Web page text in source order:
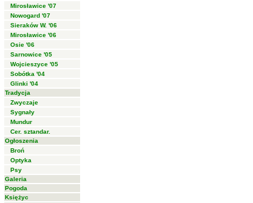
Mirosławice '07
Nowogard '07
Sieraków W. '06
Mirosławice '06
Osie '06
Sarnowice '05
Wojcieszyce '05
Sobótka '04
Glinki '04
Tradycja
Zwyczaje
Sygnały
Mundur
Cer. sztandar.
Ogłoszenia
Broń
Optyka
Psy
Galeria
Pogoda
Księżyc